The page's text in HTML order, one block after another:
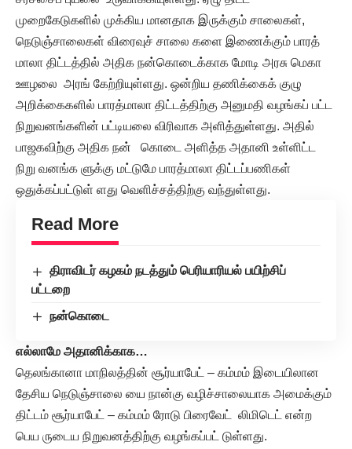
முறைகேடுகளில் முக்கிய மானதாக இருக்கும் சாலைகள்,
நெடுஞ்சாலைகள் விரைவுச் சாலை களை இணைக்கும் பாரத்
மாலா திட்டத்தில் அதிக நன்கொடைக்காக மோடி அரசு மெகா
ஊழலை அரங் கேற்றியுள்ளது. ஒன்றிய தணிக்கைக் குழு
அறிக்கைகளில் பாரத்மாலா திட்டத்திற்கு அனுமதி வழங்கப் பட்ட
நிறுவனங்களின் பட்டியலை விரிவாக அளித்துள்ளது. அதில்
பாஜகவிற்கு அதிக நன் கொடை அளித்த அதானி உள்ளிட்ட
நிறு வனங்க ளுக்கு மட்டுமே பாரத்மாலா திட்டப்பணிகள்
ஒதுக்கப்பட்டுள் ளது வெளிச்சத்திற்கு வந்துள்ளது.
Read More
திராவிடர் கழகம் நடத்தும் பெரியாரியல் பயிற்சிப்
பட்டறை
நன்கொடை
எல்லாமே அதானிக்காக…
தெலங்கானா மாநிலத்தின் சூர்யாபேட் – கம்மம் இடையிலான
தேசிய நெடுஞ்சாலை யை நான்கு வழிச்சாலையாக அமைக்கும்
திட்டம் சூர்யாபேட் – கம்மம் ரோடு பிரைவேட் லிமிடெட் என்ற
பெய ருடைய நிறுவனத்திற்கு வழங்கப்பட் டுள்ளது.